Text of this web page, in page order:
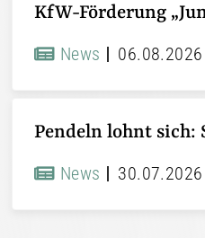
News 06.08.2026
News 30.07.2026